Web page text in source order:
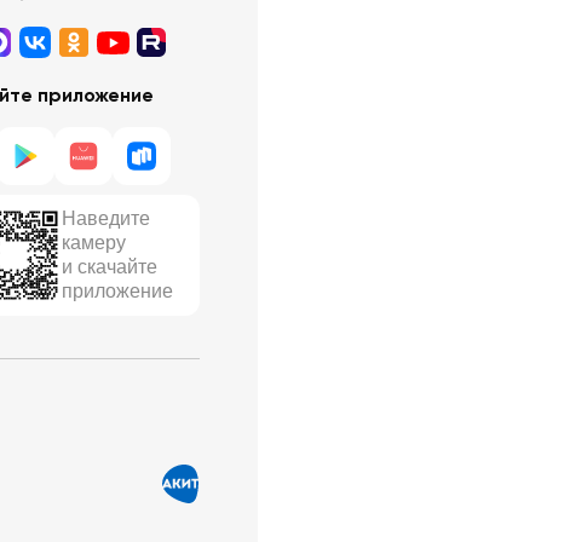
приложение
Наведите
камеру
и скачайте
приложение